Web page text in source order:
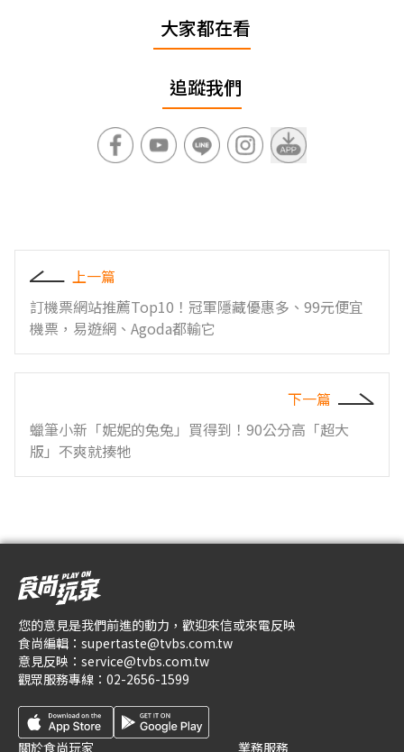
大家都在看
追蹤我們
上一篇
訂機票網站推薦Top10！冠軍隱藏優惠多、99元便宜
機票，易遊網、Agoda都輸它
下一篇
蠟筆小新「妮妮的兔兔」買得到！90公分高「超大
版」不爽就揍牠
您的意見是我們前進的動力，歡迎來信或來電反映
食尚編輯： supertaste@tvbs.com.tw
意見反映： service@tvbs.com.tw
觀眾服務專線： 02-2656-1599
關於食尚玩家 業務服務